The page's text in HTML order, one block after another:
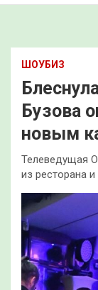
ШОУБИЗ
Бузова
новым
Телеведущая
из ресторана